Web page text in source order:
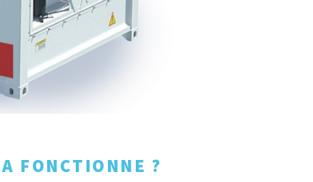
FONCTIONNE ?